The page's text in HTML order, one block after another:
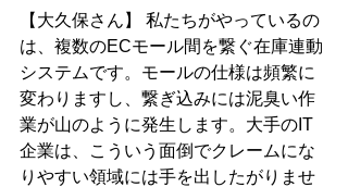
【大久保さん】 私たちがやっているの
は、複数のECモール間を繋ぐ在庫連動
システムです。モールの仕様は頻繁に
変わりますし、繋ぎ込みには泥臭い作
業が山のように発生します。大手のIT
企業は、こういう面倒でクレームにな
りやすい領域には手を出したがりませ